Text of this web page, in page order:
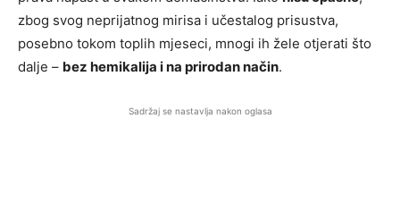
zbog svog neprijatnog mirisa i učestalog prisustva,
posebno tokom toplih mjeseci, mnogi ih žele otjerati što
dalje – bez hemikalija i na prirodan način.
Sadržaj se nastavlja nakon oglasa